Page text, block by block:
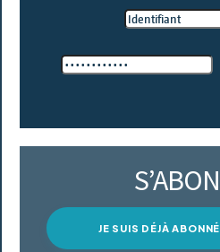
JE SUIS DÉJÀ